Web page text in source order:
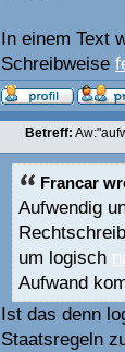
In einem Text
Schreibweise
Betreff:
Francar
Aufwendig
um logisch
Aufwand
Ist das denn
Staatsregeln